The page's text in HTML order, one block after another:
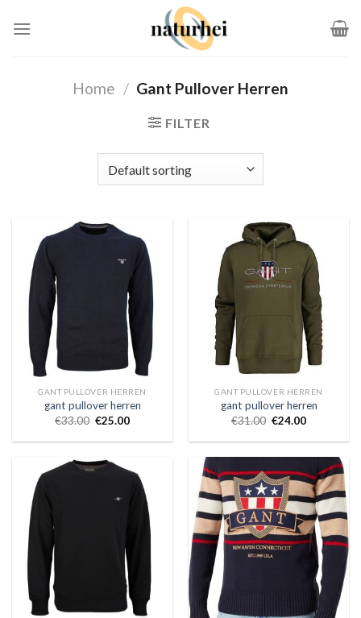
Inhalt
Home / Gant Pullover Herren
FILTER
GANT PULLOVER HERREN
gant pullover herren
€33.00 €25.00
GANT PULLOVER HERREN
gant pullover herren
€31.00 €24.00